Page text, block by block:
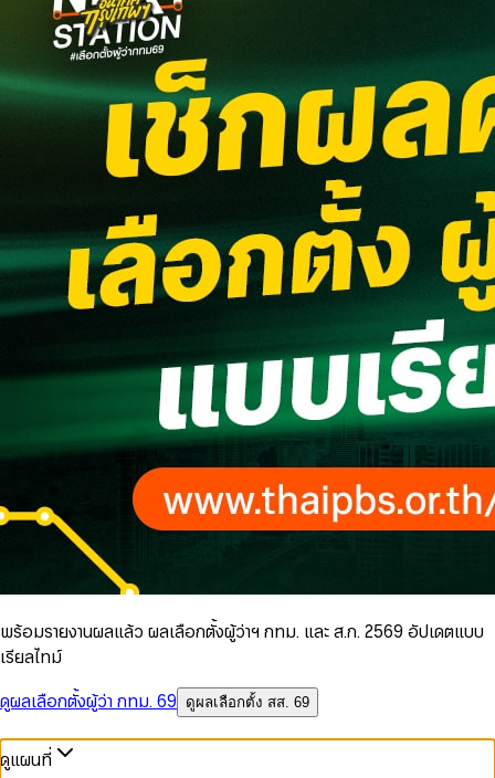
พร้อมรายงานผลแล้ว ผลเลือกตั้งผู้ว่าฯ กทม. และ ส.ก. 2569 อัปเดตแบบ
เรียลไทม์
ดูผลเลือกตั้งผู้ว่า กทม. 69
ดูผลเลือกตั้ง สส. 69
ดูแผนที่